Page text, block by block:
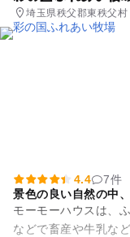
埼玉県秩父郡東秩父
4.4
7件
景色の良い自然の中
モーモーハウスは、
などで畜産や牛乳な